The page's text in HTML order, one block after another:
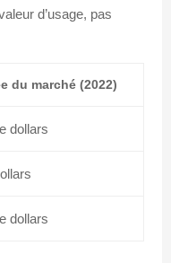
d’usage, pas
du marché (2022)
dollars
dollars